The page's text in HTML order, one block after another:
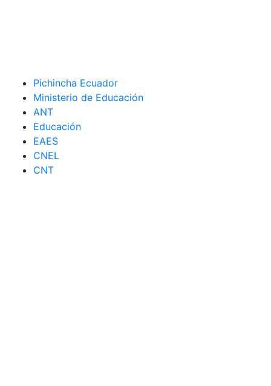
Pichincha Ecuador
Ministerio de Educación
ANT
Educación
EAES
CNEL
CNT